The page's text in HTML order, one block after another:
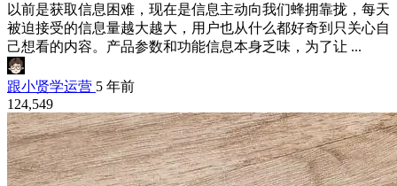
以前是获取信息困难，现在是信息主动向我们蜂拥靠拢，每天
被迫接受的信息量越大越大，用户也从什么都好奇到只关心自
己想看的内容。产品参数和功能信息本身乏味，为了让 ...
跟小贤学运营 5 年前
124,549